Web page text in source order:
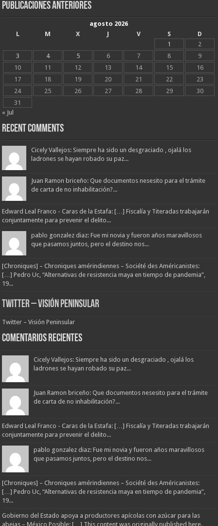
Publicaciones Anteriores
agosto 2026
L
M X J V S
D
1
2
3
4 5 6 7 8
9
10
11 12 13 14 15
16
17
18 19 20 21 22
23
24
25 26 27 28 29
30
31
« Jul
Recent Comments
Cicely Vallejos: Siempre ha sido un desgraciado , ojalá los
ladrones se hayan robado su paz...
Juan Ramon briceño: Que documentos nesesito para el trámite
de carta de no inhabilitación?...
Edward Leal Franco - Caras de la Estafa: […] Fiscalía y Titeradas trabajarán
conjuntamente para prevenir el delito...
pablo gonzalez diaz: Fue mi novia y fueron años maravillosos
que pasamos juntos, pero el destino nos...
[Chroniques] – Chroniques amérindiennes – Société des Américanistes:
[…] Pedro Uc, “Alternativas de resistencia maya en tiempo de pandemia”,
19...
Twitter – Visión Peninsular
Twitter – Visión Peninsular
Comentarios Recientes
Cicely Vallejos: Siempre ha sido un desgraciado , ojalá los
ladrones se hayan robado su paz...
Juan Ramon briceño: Que documentos nesesito para el trámite
de carta de no inhabilitación?...
Edward Leal Franco - Caras de la Estafa: […] Fiscalía y Titeradas trabajarán
conjuntamente para prevenir el delito...
pablo gonzalez diaz: Fue mi novia y fueron años maravillosos
que pasamos juntos, pero el destino nos...
[Chroniques] – Chroniques amérindiennes – Société des Américanistes:
[…] Pedro Uc, “Alternativas de resistencia maya en tiempo de pandemia”,
19...
Gobierno del Estado apoya a productores apícolas con azúcar para las
abejas – México Posible: […] This content was originally published here.